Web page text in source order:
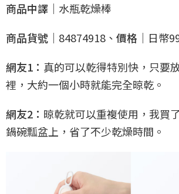
商品中譯｜ 水瓶乾燥棒
商品貨號｜ 84874918、 價格｜ 日幣
網友1： 真的可以乾得特別快，只要
裡，大約一個小時就能完全晾乾。
網友2： 晾乾就可以重複使用，我買
鍋碗瓢盆上，省了不少乾燥時間。